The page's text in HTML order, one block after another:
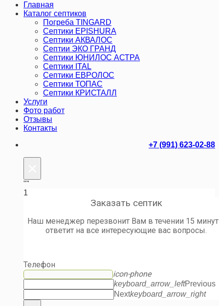
Главная
Каталог септиков
Погреба TINGARD
Септики EPISHURA
Септики АКВАЛОС
Септии ЭКО ГРАНД
Септики ЮНИЛОС АСТРА
Септики ITAL
Септики ЕВРОЛОС
Септики ТОПАС
Септики КРИСТАЛЛ
Услуги
Фото работ
Отзывы
Контакты
+7 (991) 623-02-88
""
1
Заказать септик
Наш менеджер перезвонит Вам в течении 15
ответит на все интересующие вас вопросы.
Телефон
icon-phone
keyboard_arrow_leftPrevious
Nextkeyboard_arrow_right